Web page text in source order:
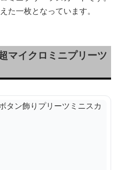
た一枚となっています。
マイクロミニプリーツ